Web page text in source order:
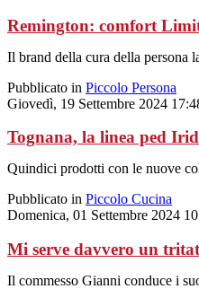
Remington: comfort
Il brand della cura della persona
Pubblicato in Piccolo Persona
Giovedì, 19 Settembre 2024
Tognana, la linea ped
Quindici prodotti con le nuove
Pubblicato in Piccolo Cucina
Domenica, 01 Settembre 2024
Mi serve davvero un
Il commesso Gianni conduce i